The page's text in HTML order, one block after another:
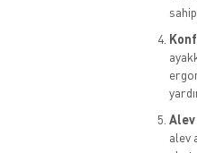
Alev
alev